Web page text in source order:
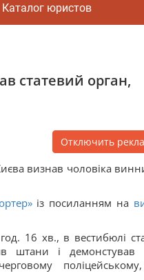
Каталог юристов
статевий орган,
Отключить
визнав чоловіка
із посиланням на
16 хв., в вестибюлі
штани і демонстував